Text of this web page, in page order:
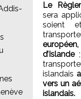
Le
sera
soient
d’Islande
islandais
vers un
islandais.